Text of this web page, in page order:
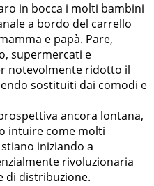
in bocca i molti bambini
a bordo del carrello
e papà. Pare,
supermercati e
notevolmente ridotto il
sostituiti dai comodi e
ancora lontana,
intuire come molti
iniziando a
rivoluzionaria
di distribuzione.